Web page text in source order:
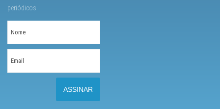
periódicos